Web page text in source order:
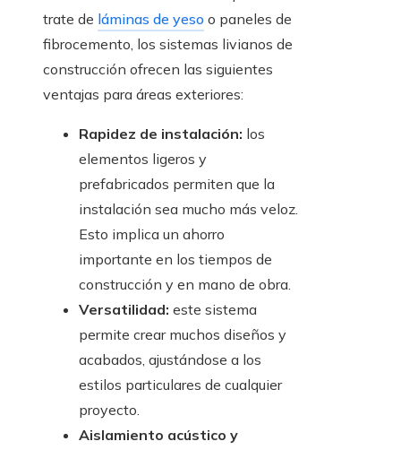
trate de láminas de yeso o paneles de
fibrocemento, los sistemas livianos de
construcción ofrecen las siguientes
ventajas para áreas exteriores:
Rapidez de instalación: los
elementos ligeros y
prefabricados permiten que la
instalación sea mucho más veloz.
Esto implica un ahorro
importante en los tiempos de
construcción y en mano de obra.
Versatilidad: este sistema
permite crear muchos diseños y
acabados, ajustándose a los
estilos particulares de cualquier
proyecto.
Aislamiento acústico y